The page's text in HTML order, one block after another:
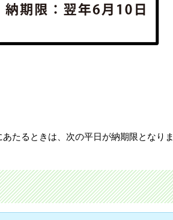
たるときは、次の平日が納期限となりま